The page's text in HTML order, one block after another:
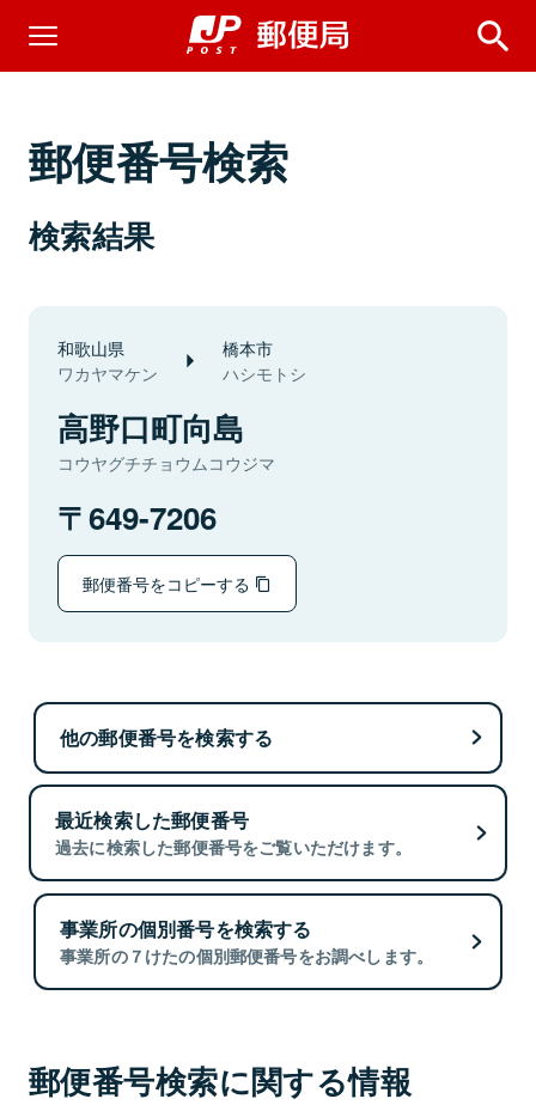
郵便番号検索
検索結果
和歌山県
ワカヤマケン
橋本市
ハシモトシ
高野口町向島
コウヤグチチョウムコウジマ
649-7206
郵便番号をコピーする
他の郵便番号を検索する
最近検索した郵便番号
過去に検索した郵便番号をご覧いただけます。
事業所の個別番号を検索する
事業所の７けたの個別郵便番号をお調べします。
郵便番号検索に関する情報